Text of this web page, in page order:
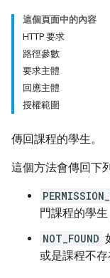
這個頁面中的內容
HTTP 要求
路徑參數
要求主體
回應主體
授權範圍
傳回課程的學生。
這個方法會傳回下
門課程的學
NOT_FOUND
或是課程不存